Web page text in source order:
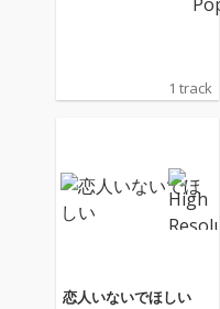
1 track
恋人いないでほしい